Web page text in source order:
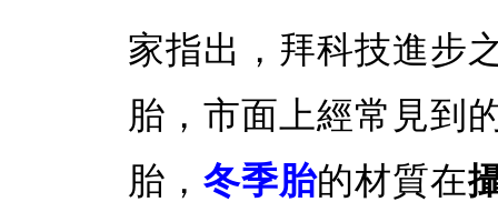
家指出，拜科技進步
胎，市面上經常見到
胎， 冬季胎的材質在